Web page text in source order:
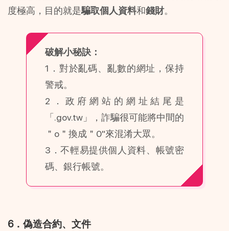
度極高，目的就是騙取個人資料和錢財。
破解小秘訣：
1．對於亂碼、亂數的網址，保持
警戒。
2．政府網站的網址結尾是
「.gov.tw」，詐騙很可能將中間的
＂o＂換成＂0"來混淆大眾。
3．不輕易提供個人資料、帳號密
碼、銀行帳號。
6．偽造合約、文件